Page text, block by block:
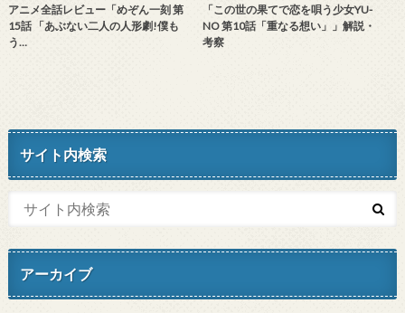
アニメ全話レビュー「めぞん一刻 第
15話 「あぶない二人の人形劇!僕も
う…
「この世の果てで恋を唄う少女YU-
NO 第10話「重なる想い」」解説・
考察
サイト内検索
アーカイブ